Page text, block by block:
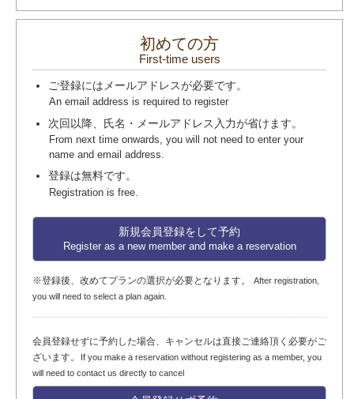
初めての方
First-time users
ご登録にはメールアドレスが必要です。
An email address is required to register
次回以降、氏名・メールアドレス入力が省けます。
From next time onwards, you will not need to enter your
name and email address.
登録は無料です。
Registration is free.
新規会員登録をして予約
Register as a new member and make a reservation
※登録後、改めてプランの選択が必要となります。
After registration,
you will need to select a plan again.
会員登録せずに予約した場合、キャンセルは直接ご連絡頂く必要がご
ざいます。
If you make a reservation without registering as a member, you
will need to contact us directly to cancel